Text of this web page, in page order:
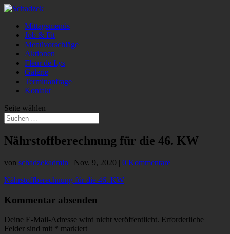
Mittagsmenüs
Job & Fit
Menüvorschläge
Aktionen
Fleur de Lys
Galerie
Terminanfrage
Kontakt
Seite wählen
Nährstoffberechnung für die 46. KW
von schadzekadmin | Nov. 9, 2020 | 0 Kommentare
Nährstoffberechnung für die 46. KW
Kommentar absenden
Deine E-Mail-Adresse wird nicht veröffentlicht. Erforderliche
Felder sind mit * markiert